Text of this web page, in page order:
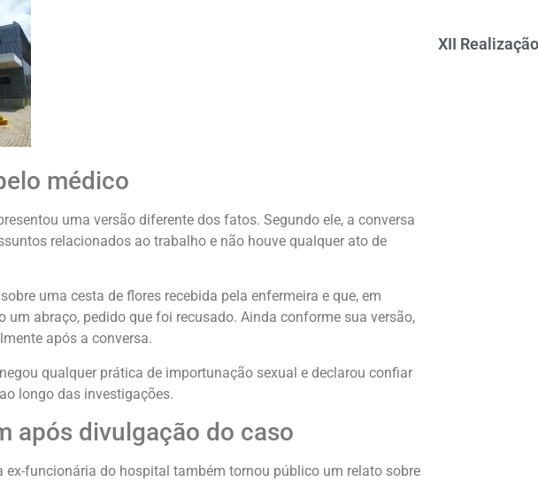
médico
uma versão diferente dos fatos. Segundo ele, a conversa
relacionados ao trabalho e não houve qualquer ato de
uma cesta de flores recebida pela enfermeira e que, em
abraço, pedido que foi recusado. Ainda conforme sua versão,
após a conversa.
qualquer prática de importunação sexual e declarou confiar
longo das investigações.
após divulgação do caso
ex-funcionária do hospital também tornou público um relato sobre
XII